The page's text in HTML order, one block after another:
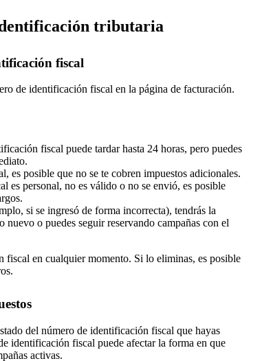
tributaria
fiscal
de identificación fiscal en la página de facturación.
fiscal puede tardar hasta 24 horas, pero puedes
es posible que no se te cobren impuestos adicionales.
es personal, no es válido o no se envió, es posible
si se ingresó de forma incorrecta), tendrás la
o puedes seguir reservando campañas con el
fiscal en cualquier momento. Si lo eliminas, es posible
del número de identificación fiscal que hayas
identificación fiscal puede afectar la forma en que
activas.